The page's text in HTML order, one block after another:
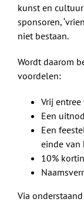
Over Ons
kunst en
sponsoren,
niet bestaan.
Wordt daarom
voordelen:
Vrij
Een
Een
einde van
10%
Via